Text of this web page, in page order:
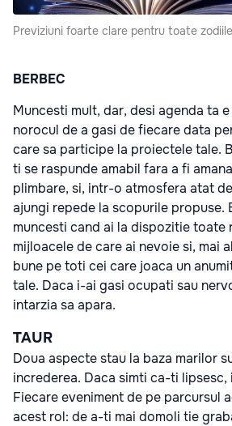
Previziuni foarte clare pentru toate
BERBEC
Muncesti mult, dar, desi agenda ta
norocul de a gasi de fiecare data
care sa participe la proiectele tale.
ti se raspunde amabil fara a fi
plimbare, si, intr-o atmosfera atat
ajungi repede la scopurile propuse.
muncesti cand ai la dispozitie toate
mijloacele de care ai nevoie si, mai
bune pe toti cei care joaca un
tale. Daca i-ai gasi ocupati sau
intarzia sa apara.
TAUR
Doua aspecte stau la baza marilor
increderea. Daca simti ca-ti lipsesc,
Fiecare eveniment de pe parcursul
acest rol: de a-ti mai domoli tie